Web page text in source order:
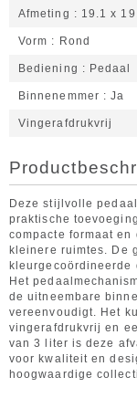
Afmeting 19.1 x
Vorm Rond
Bediening Pedaal
Binnenemmer Ja
Vingerafdrukvrij
Deze stijlvolle
praktische
compacte formaat
kleinere ruimtes. De
Het
de uitneembare
vereenvoudigt. Het
vingerafdrukvrij en
van 3 liter is deze
voor kwaliteit en
hoogwaardige